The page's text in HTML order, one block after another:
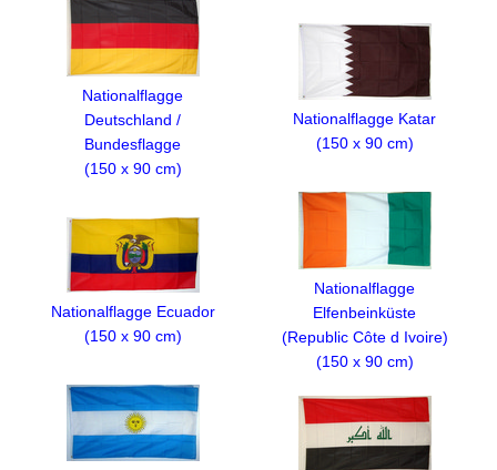
Nationalflagge
Deutschland /
Bundesflagge
(150 x 90 cm)
Nationalflagge Katar
(150 x 90 cm)
Nationalflagge Ecuador
(150 x 90 cm)
Nationalflagge
Elfenbeinküste
(Republic Côte d Ivoire)
(150 x 90 cm)